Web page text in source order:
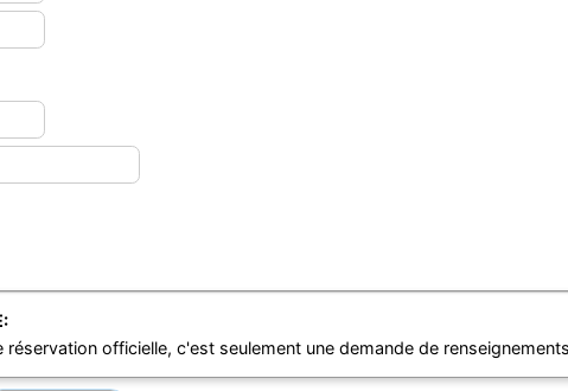
réservation officielle, c'est seulement une demande de